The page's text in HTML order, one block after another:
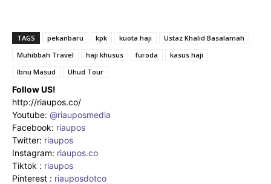
TAGS pekanbaru kpk kuota haji
Ustaz Khalid Basalamah
Muhibbah Travel
haji khusus furoda
kasus haji
Ibnu Masud
Uhud Tour
Follow US!
http://riaupos.co/
Youtube: @riauposmedia
Facebook: riaupos
Twitter: riaupos
Instagram: riaupos.co
Tiktok : riaupos
Pinterest : riauposdotco